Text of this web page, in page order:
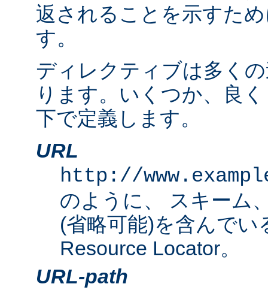
返されることを示すた
す。
ディレクティブは多く
ります。いくつか、良
下で定義します。
URL
http://
のように、 スキーム
(省略可能)を含んでい
Resource Locator。
URL-path